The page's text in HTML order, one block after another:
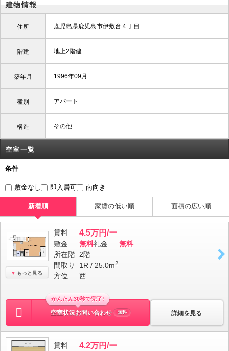
建物情報
住所 鹿児島県鹿児島市伊敷台４丁目
階建 地上2階建
築年月 1996年09月
種別 アパート
構造 その他
空室一覧
条件
敷金なし 即入居可 南向き
新着順 家賃の低い順 面積の広い順
もっと見る
賃料 4.5万円/ー
敷金 無料礼金
無料
所在階 2階
間取り
1R / 25.0m2
方位 西
詳細を見る
かんたん30秒で完了!
空室状況お問い合わせ 無料
賃料 4.2万円/ー